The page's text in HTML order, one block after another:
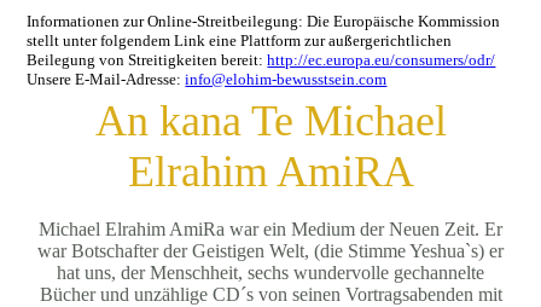
Informationen zur Online-Streitbeilegung: Die Europäische Kommission
stellt unter folgendem Link eine Plattform zur außergerichtlichen
Beilegung von Streitigkeiten bereit:http://ec.europa.eu/consumers/odr/
Unsere E-Mail-Adresse:info@elohim-bewusstsein.com
An kana Te Michael
Elrahim AmiRA
Michael Elrahim AmiRa war ein Medium der Neuen Zeit. Er
war Botschafter der Geistigen Welt, (die Stimme Yeshua`s) er
hat uns, der Menschheit, sechs wundervolle gechannelte
Bücher und unzählige CD´s von seinen Vortragsabenden mit